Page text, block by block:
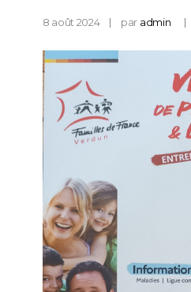
8 août 2024 par admin